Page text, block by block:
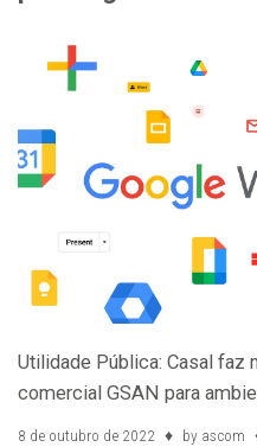
Utilidade Pública: Casal faz
comercial GSAN para
8 de outubro de 2022 by ascom